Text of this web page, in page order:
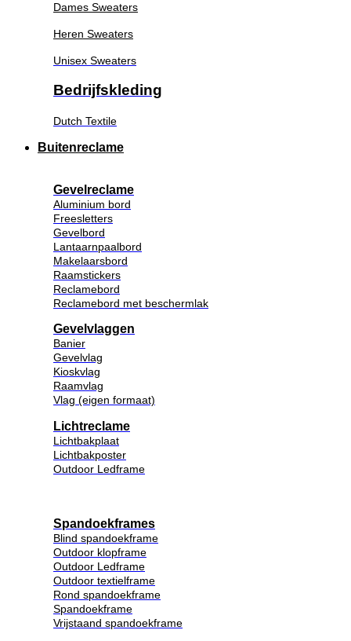
Dames Sweaters
Heren Sweaters
Unisex Sweaters
Bedrijfskleding
Dutch Textile
Buitenreclame
Gevelreclame
Aluminium bord
Freesletters
Gevelbord
Lantaarnpaalbord
Makelaarsbord
Raamstickers
Reclamebord
Reclamebord met beschermlak
Gevelvlaggen
Banier
Gevelvlag
Kioskvlag
Raamvlag
Vlag (eigen formaat)
Lichtreclame
Lichtbakplaat
Lichtbakposter
Outdoor Ledframe
Spandoekframes
Blind spandoekframe
Outdoor klopframe
Outdoor Ledframe
Outdoor textielframe
Rond spandoekframe
Spandoekframe
Vrijstaand spandoekframe